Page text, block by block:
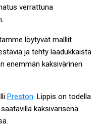
verrattuna
löytyvät malllit
ja tehty laadukkaista
enemmän kaksivärinen
Preston. Lippis on todella
kaksivärisenä.